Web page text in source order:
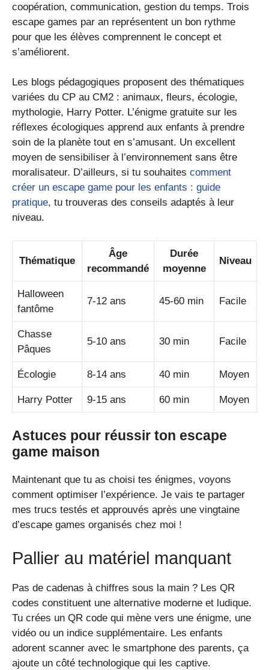
coopération, communication, gestion du temps. Trois
escape games par an représentent un bon rythme
pour que les élèves comprennent le concept et
s’améliorent.
Les blogs pédagogiques proposent des thématiques
variées du CP au CM2 : animaux, fleurs, écologie,
mythologie, Harry Potter. L’énigme gratuite sur les
réflexes écologiques apprend aux enfants à prendre
soin de la planète tout en s’amusant. Un excellent
moyen de sensibiliser à l’environnement sans être
moralisateur. D’ailleurs, si tu souhaites comment
créer un escape game pour les enfants : guide
pratique, tu trouveras des conseils adaptés à leur
niveau.
Thématique
Âge
recommandé
Durée
moyenne
Niveau
Halloween
fantôme
7-12 ans 45-60 min Facile
Chasse
Pâques
5-10 ans 30 min Facile
Écologie 8-14 ans 40 min Moyen
Harry Potter 9-15 ans 60 min Moyen
Astuces pour réussir ton escape
game maison
Maintenant que tu as choisi tes énigmes, voyons
comment optimiser l’expérience. Je vais te partager
mes trucs testés et approuvés après une vingtaine
d’escape games organisés chez moi !
Pallier au matériel manquant
Pas de cadenas à chiffres sous la main ? Les QR
codes constituent une alternative moderne et ludique.
Tu crées un QR code qui mène vers une énigme, une
vidéo ou un indice supplémentaire. Les enfants
adorent scanner avec le smartphone des parents, ça
ajoute un côté technologique qui les captive.